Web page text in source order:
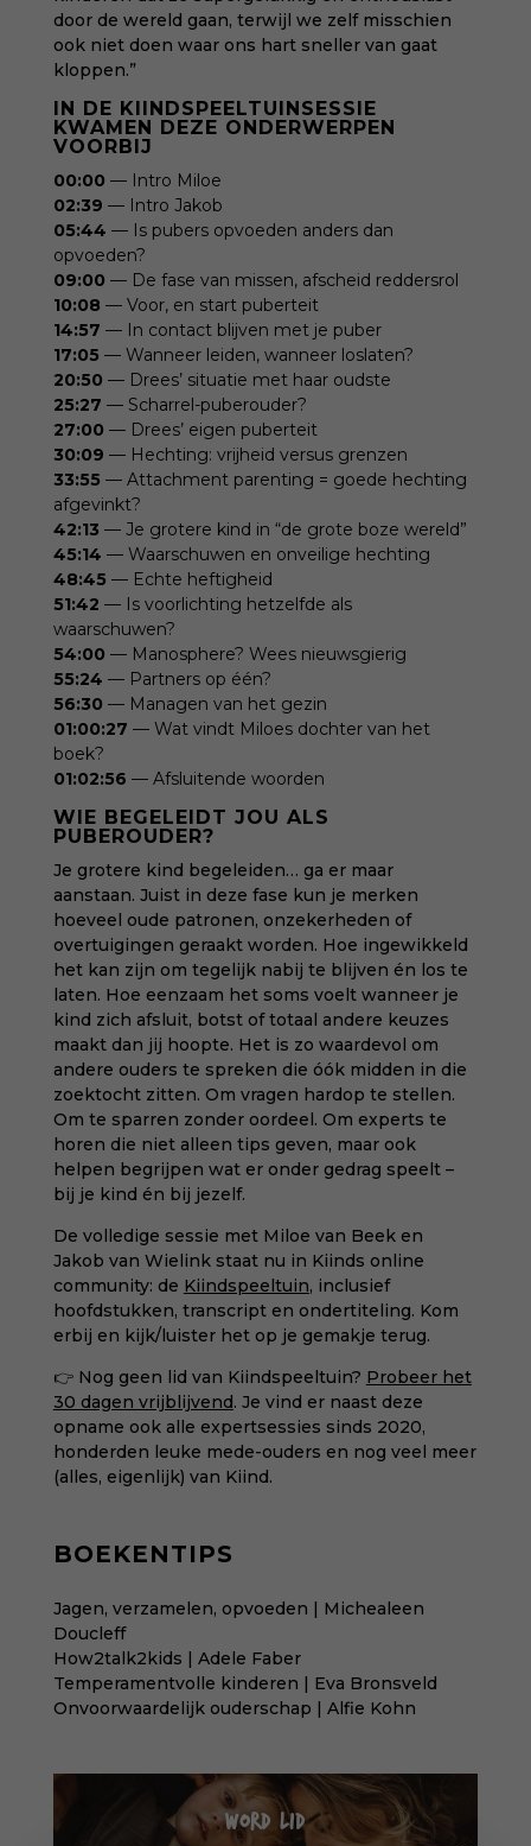
door de wereld gaan, terwijl we zelf misschien
ook niet doen waar ons hart sneller van gaat
kloppen.”
IN DE KIINDSPEELTUINSESSIE
KWAMEN DEZE ONDERWERPEN
VOORBIJ
00:00 — Intro Miloe
02:39 — Intro Jakob
05:44 — Is pubers opvoeden anders dan
opvoeden?
09:00 — De fase van missen, afscheid reddersrol
10:08 — Voor, en start puberteit
14:57 — In contact blijven met je puber
17:05 — Wanneer leiden, wanneer loslaten?
20:50 — Drees’ situatie met haar oudste
25:27 — Scharrel-puberouder?
27:00 — Drees’ eigen puberteit
30:09 — Hechting: vrijheid versus grenzen
33:55 — Attachment parenting = goede hechting
afgevinkt?
42:13 — Je grotere kind in “de grote boze wereld”
45:14 — Waarschuwen en onveilige hechting
48:45 — Echte heftigheid
51:42 — Is voorlichting hetzelfde als
waarschuwen?
54:00 — Manosphere? Wees nieuwsgierig
55:24 — Partners op één?
56:30 — Managen van het gezin
01:00:27 — Wat vindt Miloes dochter van het
boek?
01:02:56 — Afsluitende woorden
WIE BEGELEIDT JOU ALS
PUBEROUDER?
Je grotere kind begeleiden… ga er maar
aanstaan. Juist in deze fase kun je merken
hoeveel oude patronen, onzekerheden of
overtuigingen geraakt worden. Hoe ingewikkeld
het kan zijn om tegelijk nabij te blijven én los te
laten. Hoe eenzaam het soms voelt wanneer je
kind zich afsluit, botst of totaal andere keuzes
maakt dan jij hoopte. Het is zo waardevol om
andere ouders te spreken die óók midden in die
zoektocht zitten. Om vragen hardop te stellen.
Om te sparren zonder oordeel. Om experts te
horen die niet alleen tips geven, maar ook
helpen begrijpen wat er onder gedrag speelt –
bij je kind én bij jezelf.
De volledige sessie met Miloe van Beek en
Jakob van Wielink staat nu in Kiinds online
community: de Kiindspeeltuin, inclusief
hoofdstukken, transcript en ondertiteling. Kom
erbij en kijk/luister het op je gemakje terug.
👉 Nog geen lid van Kiindspeeltuin? Probeer het
30 dagen vrijblijvend. Je vind er naast deze
opname ook alle expertsessies sinds 2020,
honderden leuke mede-ouders en nog veel meer
(alles, eigenlijk) van Kiind.
BOEKENTIPS
Jagen, verzamelen, opvoeden | Michealeen
Doucleff
How2talk2kids | Adele Faber
Temperamentvolle kinderen | Eva Bronsveld
Onvoorwaardelijk ouderschap | Alfie Kohn
WORD LID